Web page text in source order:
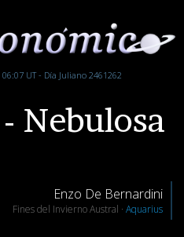
UT - Día Juliano 2461262
Nebulosa
Enzo De Bernardini
Fines del Invierno Austral · Aquarius